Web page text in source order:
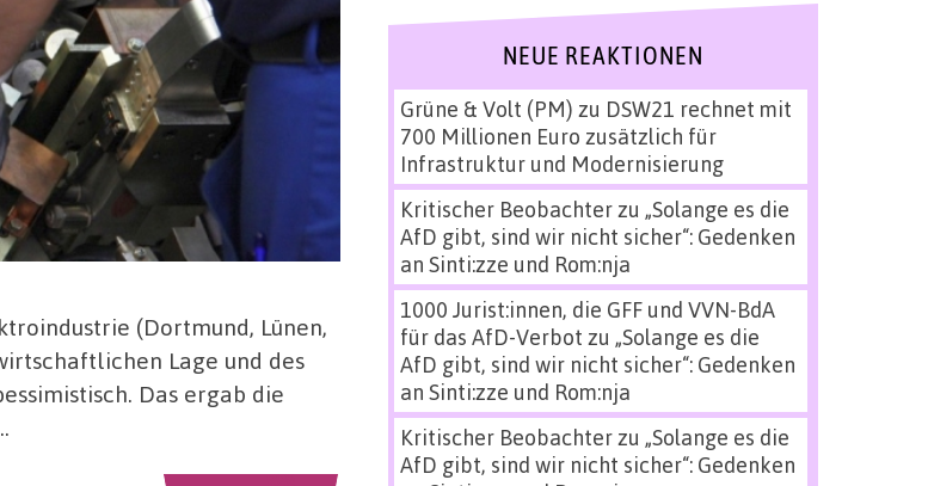
(Dortmund, Lünen,
Lage und des
Das ergab die
NEUE REAKTIONEN
Grüne & Volt (PM) zu DSW21 rechnet mit
700 Millionen Euro zusätzlich für
Infrastruktur und Modernisierung
Kritischer Beobachterzu „Solange es die
AfD gibt, sind wir nicht sicher“: Gedenken
an Sinti:zze und Rom:nja
1000 Jurist:innen, die GFF und VVN-BdA
für das AfD-Verbot zu „Solange es die
AfD gibt, sind wir nicht sicher“: Gedenken
an Sinti:zze und Rom:nja
Kritischer Beobachterzu „Solange es die
AfD gibt, sind wir nicht sicher“: Gedenken